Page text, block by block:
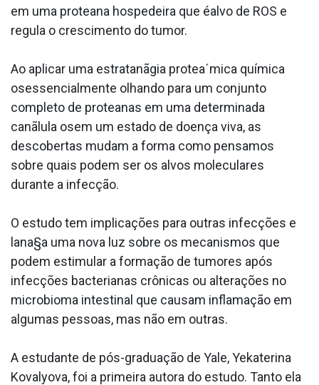
em uma protea­na hospedeira que éalvo de ROS e
regula o crescimento do tumor.
Ao aplicar uma estratanãgia protea´mica química
osessencialmente olhando para um conjunto
completo de protea­nas em uma determinada
canãlula osem um estado de doença viva, as
descobertas mudam a forma como pensamos
sobre quais podem ser os alvos moleculares
durante a infecção.
O estudo tem implicações para outras infecções e
lana§a uma nova luz sobre os mecanismos que
podem estimular a formação de tumores após
infecções bacterianas crônicas ou alterações no
microbioma intestinal que causam inflamação em
algumas pessoas, mas não em outras.
A estudante de pós-graduação de Yale, Yekaterina
Kovalyova, foi a primeira autora do estudo. Tanto ela